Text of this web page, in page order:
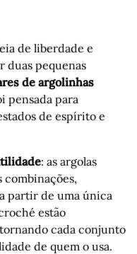
de liberdade e
duas pequenas
de argolinhas
pensada para
de espírito e
: as argolas
combinações,
partir de uma única
estão
cada conjunto
de quem o usa.